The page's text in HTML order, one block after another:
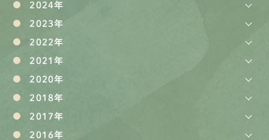
2024年
2023年
2022年
2021年
2020年
2018年
2017年
2016年